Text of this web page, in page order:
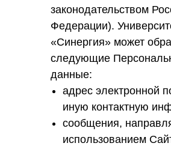
законодательством
Федерации).
«Синергия» может
следующие
данные:
адрес электронной
иную контактную
сообщения,
использованием